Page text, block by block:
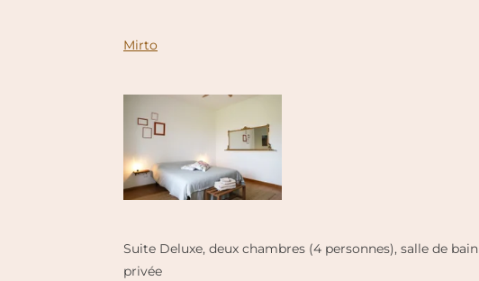
Mirto
Suite Deluxe, deux chambres (4 personnes), salle de bain
privée